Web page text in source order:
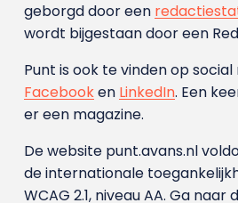
geborgd door een
wordt bijgestaan door een
Punt is ook te vinden op social
Facebooken LinkedIn. Een
er een magazine.
De website punt.avans.nl
de internationale
WCAG 2.1, niveau AA. Ga naar